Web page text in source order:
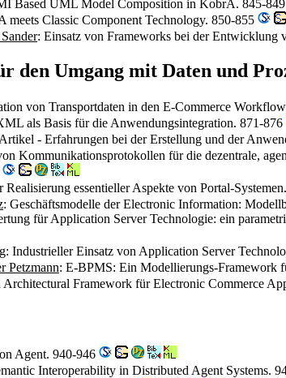
Based UML Model Composition in KobrA. 845-849
meets Classic Component Technology. 850-855
: Einsatz von Frameworks bei der Entwicklung
den Umgang mit Daten und
von Transportdaten in den E-Commerce
als Basis für die Anwendungsintegration. 871-876
- Erfahrungen bei der Erstellung und der
Kommunikationsprotokollen für die dezentrale,
essentieller Aspekte von Portal-
: Geschäftsmodelle der Electronic Information:
für Application Server Technologie: ein
: Industrieller Einsatz von Application Server
Petzmann: E-BPMS: Ein Modellierungs-Framework
Architectural Framework für Electronic Commerce
Agent. 940-946
Interoperability in Distributed Agent Systems.